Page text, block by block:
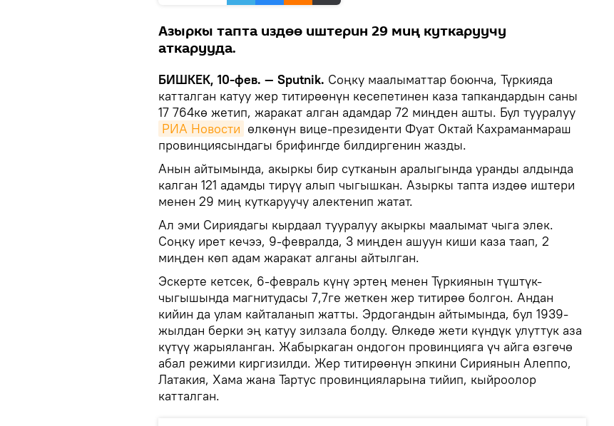
Азыркы тапта издөө иштерин 29 миң куткаруучу
аткарууда.
БИШКЕК, 10-фев. — Sputnik. Соңку маалыматтар боюнча, Түркияда
катталган катуу жер титирөөнүн кесепетинен каза тапкандардын саны
17 764кө жетип, жаракат алган адамдар 72 миңден ашты. Бул тууралуу
РИА Новости өлкөнүн вице-президенти Фуат Октай Кахраманмараш
провинциясындагы брифингде билдиргенин жазды.
Анын айтымында, акыркы бир сутканын аралыгында уранды алдында
калган 121 адамды тирүү алып чыгышкан. Азыркы тапта издөө иштери
менен 29 миң куткаруучу алектенип жатат.
Ал эми Сириядагы кырдаал тууралуу акыркы маалымат чыга элек.
Соңку ирет кечээ, 9-февралда, 3 миңден ашуун киши каза таап, 2
миңден көп адам жаракат алганы айтылган.
Эскерте кетсек, 6-февраль күнү эртең менен Түркиянын түштүк-
чыгышында магнитудасы 7,7ге жеткен жер титирөө болгон. Андан
кийин да улам кайталанып жатты. Эрдогандын айтымында, бул 1939-
жылдан берки эң катуу зилзала болду. Өлкөдө жети күндүк улуттук аза
күтүү жарыяланган. Жабыркаган ондогон провинцияга үч айга өзгөчө
абал режими киргизилди. Жер титирөөнүн эпкини Сириянын Алеппо,
Латакия, Хама жана Тартус провинцияларына тийип, кыйроолор
катталган.